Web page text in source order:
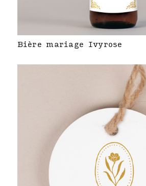
Bière mariage Ivyrose